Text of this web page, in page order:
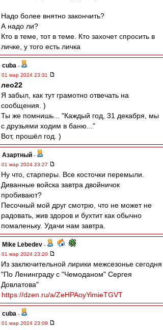
Надо более внятно закончить?
А надо ли?
Кто в теме, тот в теме. Кто захочет спросить в
личке, у того есть личка
cuba -
01 мар 2024 23:31
лео22
Я забыл, как тут грамотно отвечать на
сообщения. )
Ты же помнишь... "Каждый год, 31 декабря, мы
с друзьями ходим в баню..."
Вот, прошёл год. )
Азартный -
01 мар 2024 23:27
Ну что, старперы. Все косточки перемыли.
Диванные войска завтра двойничок
пробивают?
Песочный мой друг смотрю, что не может не
радовать, жив здоров и бухтит как обычно
помаленьку. Удачи нам завтра.
Mike Lebedev -
01 мар 2024 23:20
Из заключительной лирики межсезонье сегодня
"По Ленинграду с "Чемоданом" Сергея
Довлатова"
https://dzen.ru/a/ZeHPAoyYimieTGVT
cuba -
01 мар 2024 23:09